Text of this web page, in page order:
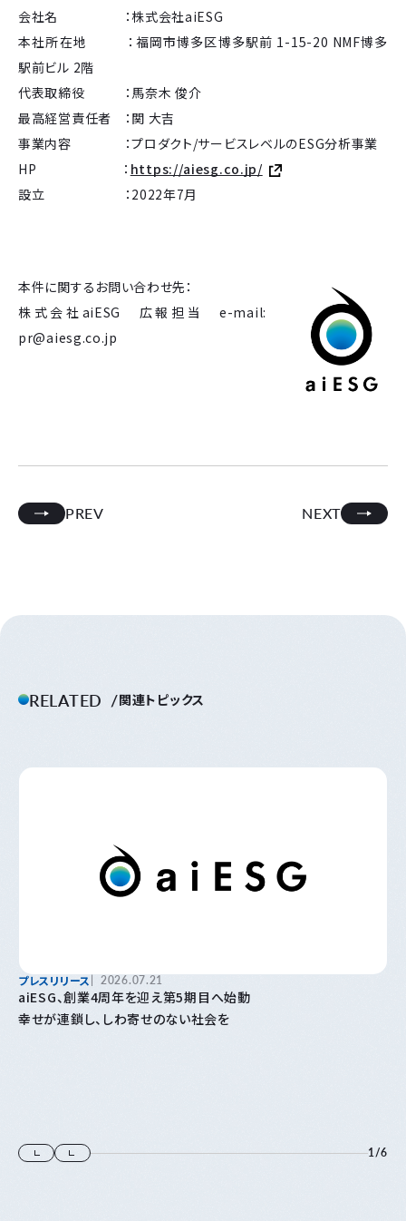
会社名 ：株式会社aiESG
本社所在地 ：福岡市博多区博多駅前 1-15-20 NMF博多
駅前ビル 2階
代表取締役 ：馬奈木 俊介
最高経営責任者 ：関 大吉
事業内容 ：プロダクト/サービスレベルのESG分析事業
HP ： https://aiesg.co.jp/
設立 ：2022年7月
本件に関するお問い合わせ先：
株式会社aiESG 広報担当 e-mail:
pr@aiesg.co.jp
PREV NEXT
RELATED 関連トピックス
プレスリリース 2026.07.21
aiESG、創業4周年を迎え第5期目へ始動
幸せが連鎖し、しわ寄せのない社会を
1/6